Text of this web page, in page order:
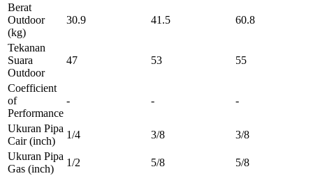
Berat
Outdoor
(kg)
30.9 41.5 60.8
Tekanan
Suara
Outdoor
47 53 55
Coefficient
of
Performance
- - -
Ukuran Pipa
Cair(inch)
1/4 3/8
3/8
Ukuran Pipa
Gas (inch)
1/2 5/8
5/8